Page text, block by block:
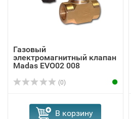
Газовый
электромагнитный клапан
Madas EVО02 008
(0)
В корзину